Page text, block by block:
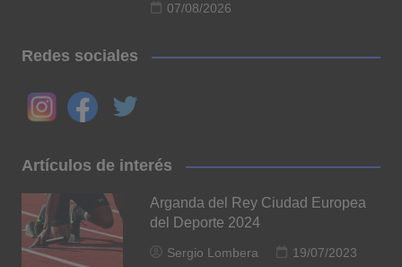
07/08/2026
Redes sociales
Artículos de interés
Arganda del Rey Ciudad Europea
del Deporte 2024
Sergio Lombera
19/07/2023